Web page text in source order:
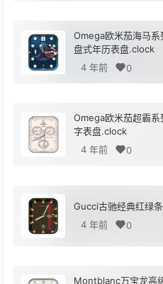
Omega欧米茄海马
盘式年历表盘.clock
4 年前
0
Omega欧米茄超霸
字表盘.clock
4 年前
0
Gucci古驰经典红绿
4 年前
0
Montblanc万宝龙高